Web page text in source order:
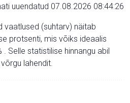
uuendatud 07.08.2026 08:44:26
(suhtarv) näitab
protsenti, mis võiks ideaalis
Selle statistilise hinnangu abil
lahendit.